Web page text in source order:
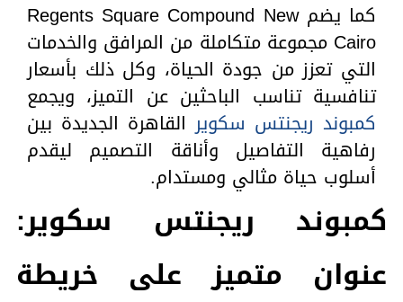
كما يضم Regents Square Compound New
Cairo مجموعة متكاملة من المرافق والخدمات
التي تعزز من جودة الحياة، وكل ذلك بأسعار
تنافسية تناسب الباحثين عن التميز، ويجمع
كمبوند ريجنتس سكويرالقاهرة الجديدة بين
رفاهية التفاصيل وأناقة التصميم ليقدم
أسلوب حياة مثالي ومستدام.
كمبوند ريجنتس سكوير:
عنوان متميز على خريطة